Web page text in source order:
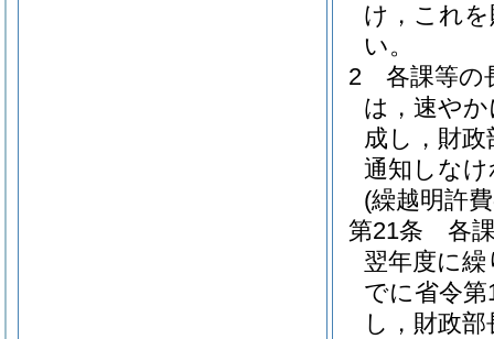
け，これ
い。
2
各課等の
は，速や
成し，財
通知しな
(繰越明許
第21条
各
翌年度に
でに省令
し，財政